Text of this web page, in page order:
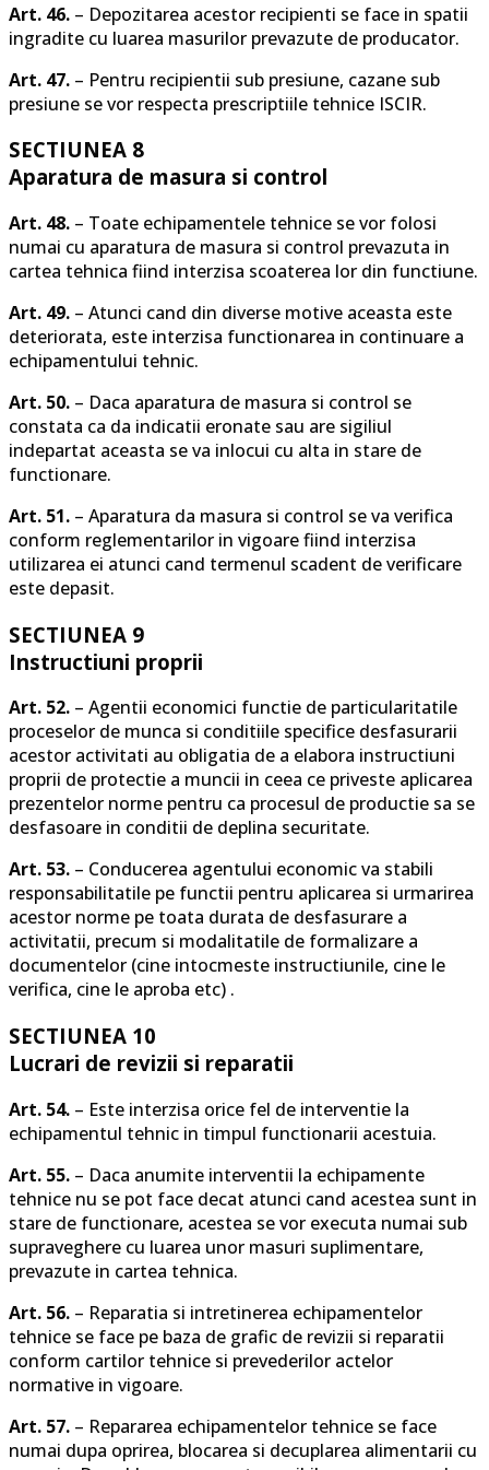
Art. 46. – Depozitarea acestor recipienti se face in spatii
ingradite cu luarea masurilor prevazute de producator.
Art. 47. – Pentru recipientii sub presiune, cazane sub
presiune se vor respecta prescriptiile tehnice ISCIR.
SECTIUNEA 8
Aparatura de masura si control
Art. 48. – Toate echipamentele tehnice se vor folosi
numai cu aparatura de masura si control prevazuta in
cartea tehnica fiind interzisa scoaterea lor din functiune.
Art. 49. – Atunci cand din diverse motive aceasta este
deteriorata, este interzisa functionarea in continuare a
echipamentului tehnic.
Art. 50. – Daca aparatura de masura si control se
constata ca da indicatii eronate sau are sigiliul
indepartat aceasta se va inlocui cu alta in stare de
functionare.
Art. 51. – Aparatura da masura si control se va verifica
conform reglementarilor in vigoare fiind interzisa
utilizarea ei atunci cand termenul scadent de verificare
este depasit.
SECTIUNEA 9
Instructiuni proprii
Art. 52. – Agentii economici functie de particularitatile
proceselor de munca si conditiile specifice desfasurarii
acestor activitati au obligatia de a elabora instructiuni
proprii de protectie a muncii in ceea ce priveste aplicarea
prezentelor norme pentru ca procesul de productie sa se
desfasoare in conditii de deplina securitate.
Art. 53. – Conducerea agentului economic va stabili
responsabilitatile pe functii pentru aplicarea si urmarirea
acestor norme pe toata durata de desfasurare a
activitatii, precum si modalitatile de formalizare a
documentelor (cine intocmeste instructiunile, cine le
verifica, cine le aproba etc) .
SECTIUNEA 10
Lucrari de revizii si reparatii
Art. 54. – Este interzisa orice fel de interventie la
echipamentul tehnic in timpul functionarii acestuia.
Art. 55. – Daca anumite interventii la echipamente
tehnice nu se pot face decat atunci cand acestea sunt in
stare de functionare, acestea se vor executa numai sub
supraveghere cu luarea unor masuri suplimentare,
prevazute in cartea tehnica.
Art. 56. – Reparatia si intretinerea echipamentelor
tehnice se face pe baza de grafic de revizii si reparatii
conform cartilor tehnice si prevederilor actelor
normative in vigoare.
Art. 57. – Repararea echipamentelor tehnice se face
numai dupa oprirea, blocarea si decuplarea alimentarii cu